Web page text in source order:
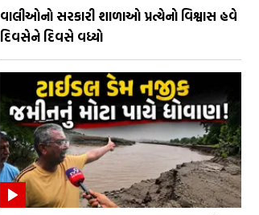
વાલીઓનો સરકારી શાળાઓ પ્રત્યેનો વિશ્વાસ હવે
દિવસેને દિવસે વધ્યો